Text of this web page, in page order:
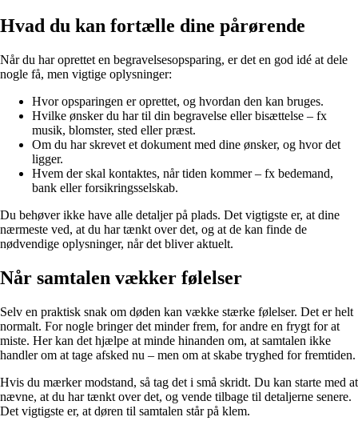
Hvad du kan fortælle dine pårørende
Når du har oprettet en begravelsesopsparing, er det en god idé at dele
nogle få, men vigtige oplysninger:
Hvor opsparingen er oprettet, og hvordan den kan bruges.
Hvilke ønsker du har til din begravelse eller bisættelse – fx
musik, blomster, sted eller præst.
Om du har skrevet et dokument med dine ønsker, og hvor det
ligger.
Hvem der skal kontaktes, når tiden kommer – fx bedemand,
bank eller forsikringsselskab.
Du behøver ikke have alle detaljer på plads. Det vigtigste er, at dine
nærmeste ved, at du har tænkt over det, og at de kan finde de
nødvendige oplysninger, når det bliver aktuelt.
Når samtalen vækker følelser
Selv en praktisk snak om døden kan vække stærke følelser. Det er helt
normalt. For nogle bringer det minder frem, for andre en frygt for at
miste. Her kan det hjælpe at minde hinanden om, at samtalen ikke
handler om at tage afsked nu – men om at skabe tryghed for fremtiden.
Hvis du mærker modstand, så tag det i små skridt. Du kan starte med at
nævne, at du har tænkt over det, og vende tilbage til detaljerne senere.
Det vigtigste er, at døren til samtalen står på klem.